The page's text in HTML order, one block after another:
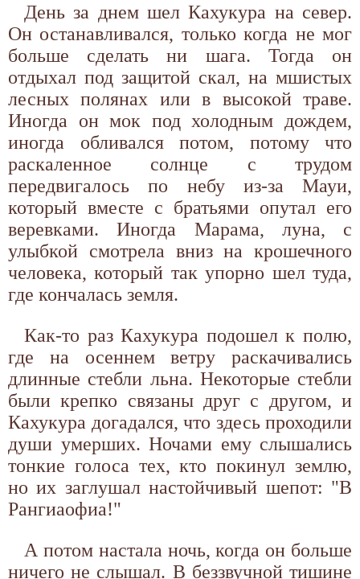
День за днем шел Кахукура на север.
Он останавливался, только когда не мог
больше сделать ни шага. Тогда он
отдыхал под защитой скал, на мшистых
лесных полянах или в высокой траве.
Иногда он мок под холодным дождем,
иногда обливался потом, потому что
раскаленное солнце с трудом
передвигалось по небу из-за Мауи,
который вместе с братьями опутал его
веревками. Иногда Марама, луна, с
улыбкой смотрела вниз на крошечного
человека, который так упорно шел туда,
где кончалась земля.
Как-то раз Кахукура подошел к полю,
где на осеннем ветру раскачивались
длинные стебли льна. Некоторые стебли
были крепко связаны друг с другом, и
Кахукура догадался, что здесь проходили
души умерших. Ночами ему слышались
тонкие голоса тех, кто покинул землю,
но их заглушал настойчивый шепот: "В
Рангиаофиа!"
А потом настала ночь, когда он больше
ничего не слышал. В беззвучной тишине